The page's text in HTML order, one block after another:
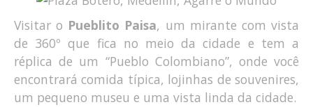
Visitar o Pueblito Paisa, um mirante com vista
de 360º que fica no meio da cidade e tem a
réplica de um “Pueblo Colombiano”, onde você
encontrará comida típica, lojinhas de souvenires,
um pequeno museu e uma vista linda da cidade.